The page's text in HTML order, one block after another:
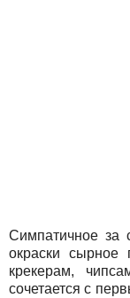
Симпатичное за
окраски сырное
крекерам,
сочетается с